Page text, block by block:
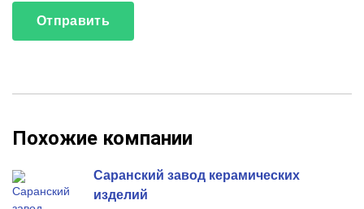
Похожие компании
Саранский завод керамических
изделий